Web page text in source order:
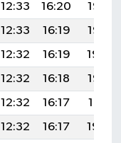
12:33 16:20
19:26
12:33 16:19
19:25
12:32 16:19
19:24
12:32 16:18
19:22
12:32 16:17
19:21
12:32 16:17 19:20